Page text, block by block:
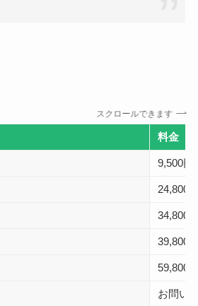
スクロールできます
料金
9,500円
24,800
34,800
39,800
59,800
お問い